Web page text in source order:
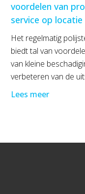
voordelen van
service op locatie
Het regelmatig
biedt tal van
van kleine
verbeteren van de
Lees meer